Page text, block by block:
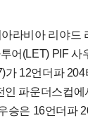
라비아 리야드
어(LET) PIF 사
가 12언더파
인 파운더스컵
승은 16언더파